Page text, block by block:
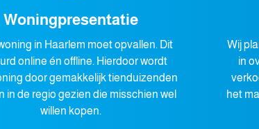
Woningpresentatie
in Haarlem moet opvallen. Dit
online én offline. Hierdoor wordt
door gemakkelijk tienduizenden
in de regio gezien die misschien wel
willen kopen.
Wij
in
het